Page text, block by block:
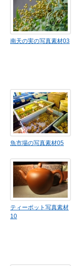
南天の実の写真素材03
魚市場の写真素材05
ティーポット写真素材
10